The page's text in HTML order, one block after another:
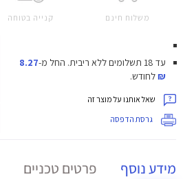
משלוח חינם קנייה בטוחה
עד 18 תשלומים ללא ריבית. החל מ-8.27
₪לחודש.
שאל אותנו על מוצר זה
גרסת הדפסה
מידע נוסף פרטים טכניים